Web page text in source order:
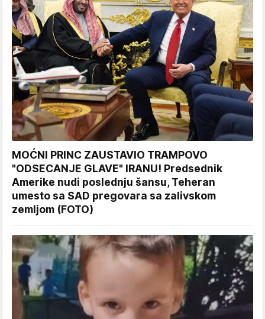
MOĆNI PRINC ZAUSTAVIO TRAMPOVO
"ODSECANJE GLAVE" IRANU! Predsednik
Amerike nudi poslednju šansu, Teheran
umesto sa SAD pregovara sa zalivskom
zemljom (FOTO)